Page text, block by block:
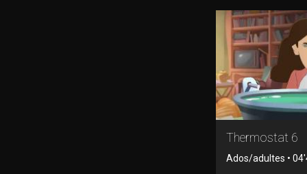
Thermostat 6
Ados/adultes •